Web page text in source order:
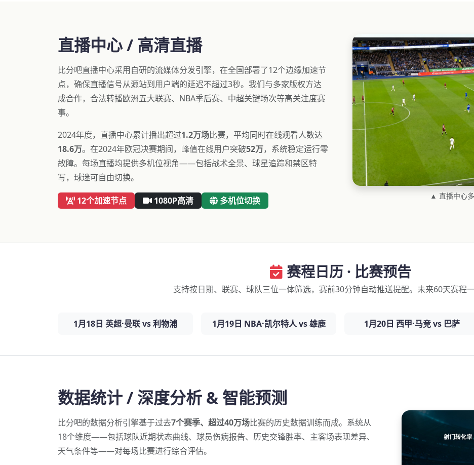
直播中心 / 高清直播
比分吧直播中心采用自研的流媒体分发引擎，在全国部署了12个边缘加速节
点，确保直播信号从源站到用户端的延迟不超过3秒。我们与多家版权方达
成合作，合法转播欧洲五大联赛、NBA季后赛、中超关键场次等高关注度赛
事。
2024年度，直播中心累计播出超过1.2万场比赛，平均同时在线观看人数达
18.6万。在2024年欧冠决赛期间，峰值在线用户突破52万，系统稳定运行零
故障。每场直播均提供多机位视角——包括战术全景、球星追踪和禁区特
写，球迷可自由切换。
12个加速节点 1080P高清 多机位切换 ▲ 直播中心
赛程日历 · 比赛预告
支持按日期、联赛、球队三位一体筛选，赛前30分钟自动推送提醒。未来60天赛程一
1月18日 英超·曼联 vs 利物浦 1月19日 NBA·凯尔特人 vs 雄鹿 1月20日 西甲·马竞 vs 巴萨
数据统计 / 深度分析 & 智能预测
比分吧的数据分析引擎基于过去7个赛季、超过40万场比赛的历史数据训练而成。系统从
18个维度——包括球队近期状态曲线、球员伤病报告、历史交锋胜率、主客场表现差异、
天气条件等——对每场比赛进行综合评估。